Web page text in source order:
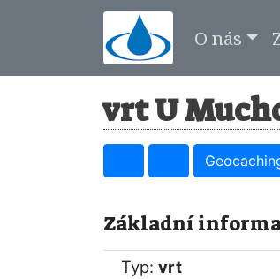
O nás
vrt U
Základní
Typ: vrt